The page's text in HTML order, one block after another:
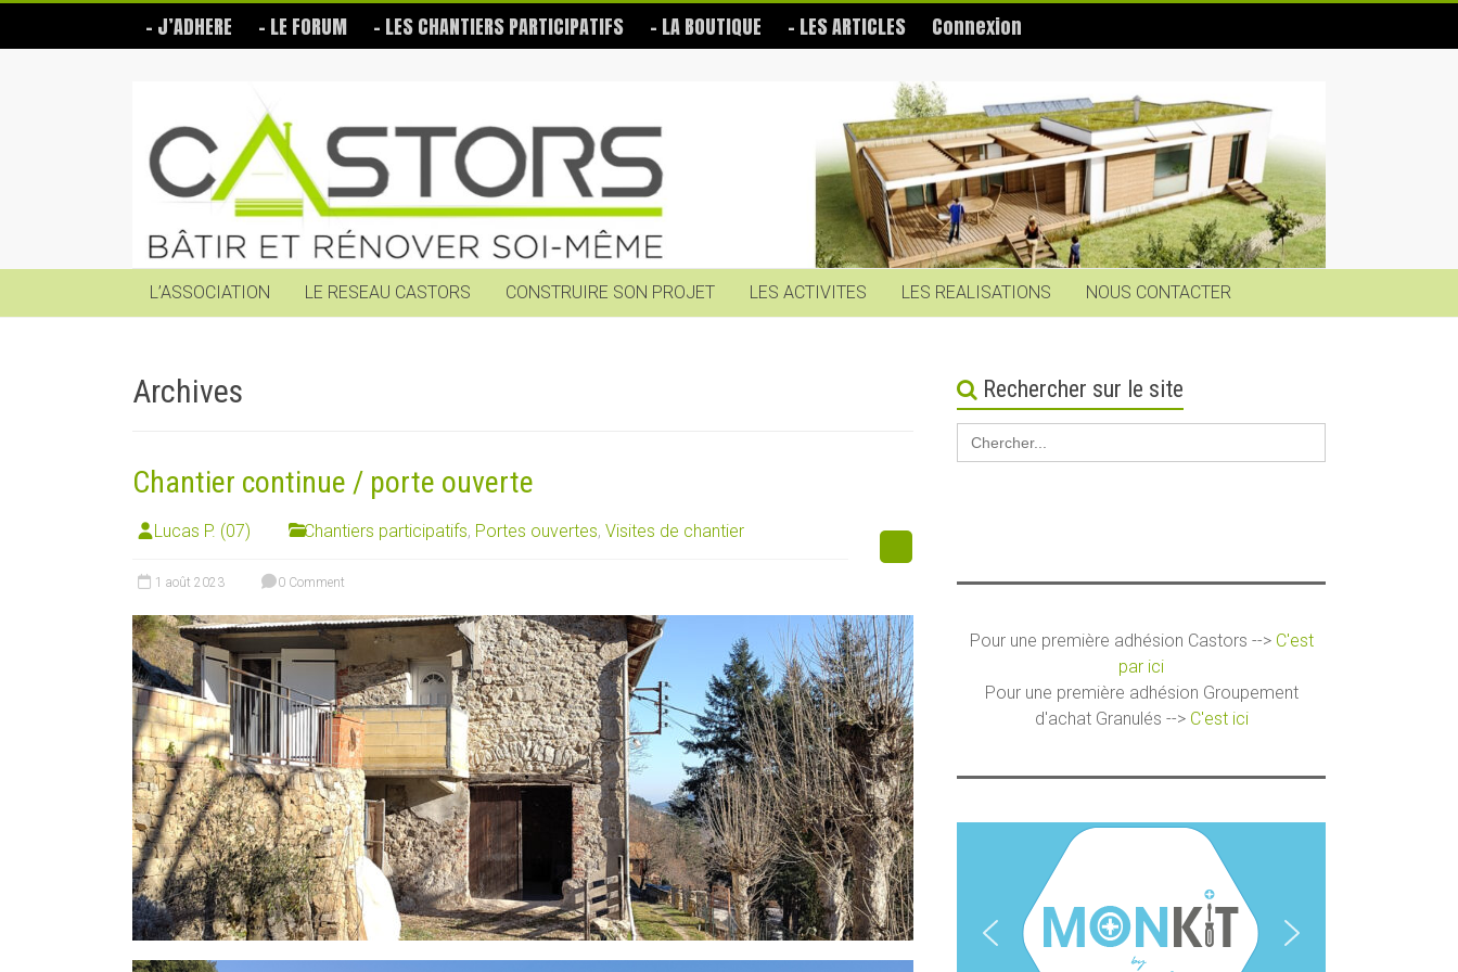
content
– J’ADHERE – LE FORUM – LES CHANTIERS PARTICIPATIFS – LA BOUTIQUE – LES ARTICLES Connexion
Castors
Bâtir
soi-
même
L’ASSOCIATION
LE RESEAU CASTORS CONSTRUIRE SON PROJET LES ACTIVITES LES REALISATIONS NOUS CONTACTER
Archives
Chantier continue / porte ouverte
Lucas P. (07) Chantiers participatifs, Portes ouvertes, Visites de chantier
1 août 2023 0 Comment
Rechercher sur le site
Search
for:
Pour une première adhésion Castors --> C'est
par ici
Pour une première adhésion Groupement
d'achat Granulés --> C'est ici